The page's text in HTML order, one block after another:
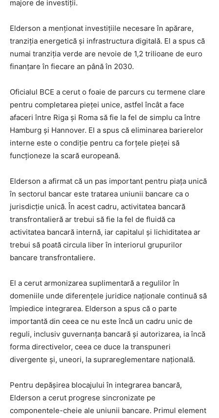
majore de investiții.
Elderson a menționat investițiile necesare în apărare,
tranziția energetică și infrastructura digitală. El a spus că
numai tranziția verde are nevoie de 1,2 trilioane de euro
finanțare în fiecare an până în 2030.
Oficialul BCE a cerut o foaie de parcurs cu termene clare
pentru completarea pieței unice, astfel încât a face
afaceri între Riga și Roma să fie la fel de simplu ca între
Hamburg și Hannover. El a spus că eliminarea barierelor
interne este o condiție pentru ca forțele pieței să
funcționeze la scară europeană.
Elderson a afirmat că un pas important pentru piața unică
în sectorul bancar este tratarea uniunii bancare ca o
jurisdicție unică. În acest cadru, activitatea bancară
transfrontalieră ar trebui să fie la fel de fluidă ca
activitatea bancară internă, iar capitalul și lichiditatea ar
trebui să poată circula liber în interiorul grupurilor
bancare transfrontaliere.
El a cerut armonizarea suplimentară a regulilor în
domeniile unde diferențele juridice naționale continuă să
împiedice integrarea. Elderson a spus că o parte
importantă din ceea ce nu este încă un cadru unic de
reguli, inclusiv guvernanța bancară și autorizarea, ia încă
forma directivelor, ceea ce duce la transpuneri
divergente și, uneori, la suprareglementare națională.
Pentru depășirea blocajului în integrarea bancară,
Elderson a cerut progrese sincronizate pe
componentele-cheie ale uniunii bancare. Primul element